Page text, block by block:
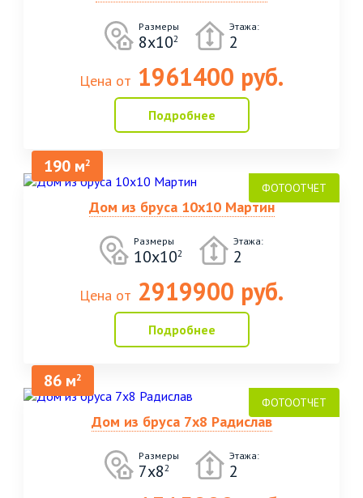
Размеры
8x102
Этажа:
2
Цена от 1961400 руб.
Подробнее
190 м2
Дом из бруса 10х10 Мартин
Размеры
10х102
Этажа:
2
Цена от 2919900 руб.
Подробнее
86 м2
Дом из бруса 7х8 Радислав
Размеры
7x82
Этажа:
2